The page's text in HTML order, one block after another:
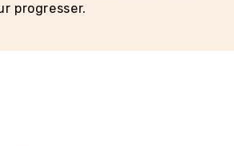
progresser.